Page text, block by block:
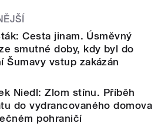
Cesta jinam. Úsměvný
smutné doby, kdy byl do
Šumavy vstup zakázán
Niedl: Zlom stínu. Příběh
do vydrancovaného domova
pohraničí